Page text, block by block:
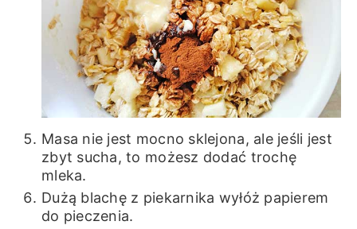
Masa nie jest mocno sklejona, ale jeśli jest
zbyt sucha, to możesz dodać trochę
mleka.
Dużą blachę z piekarnika wyłóż papierem
do pieczenia.